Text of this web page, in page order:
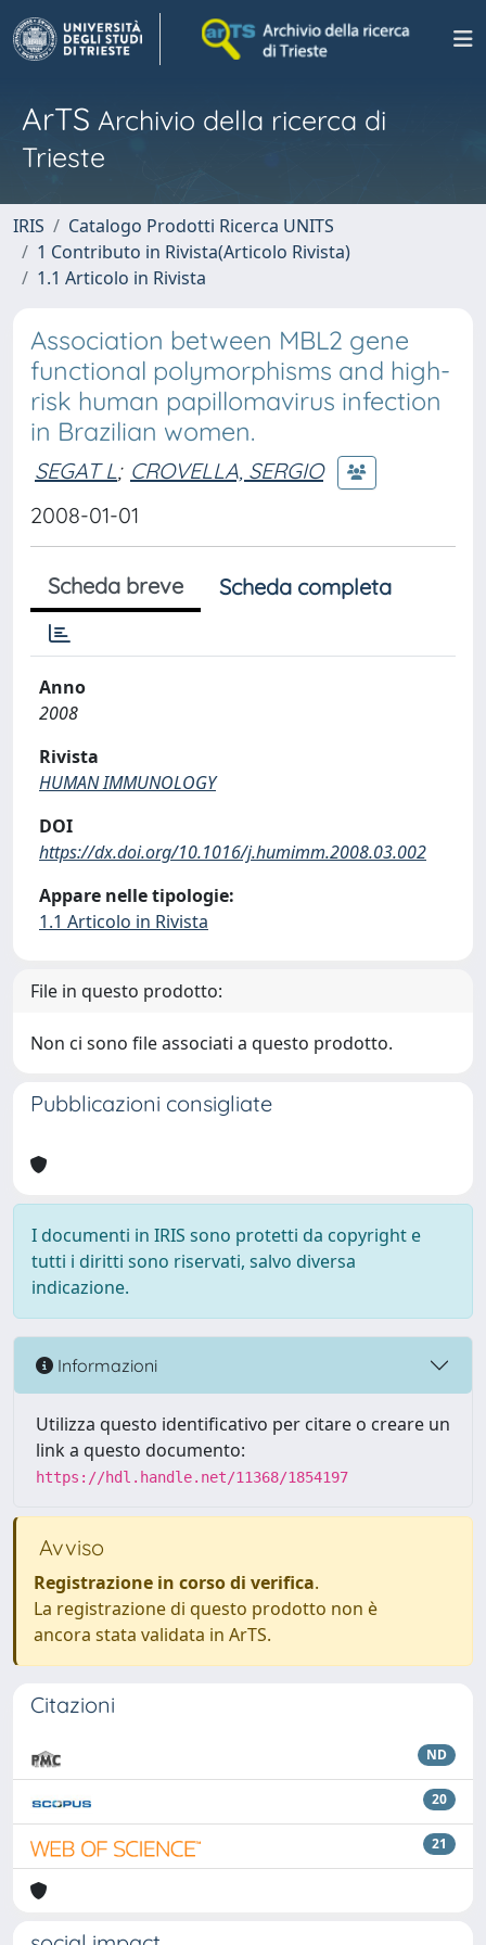
ArTS Archivio della ricerca di
Trieste
IRIS
Catalogo Prodotti Ricerca UNITS
1 Contributo in Rivista(Articolo Rivista)
1.1 Articolo in Rivista
Association between MBL2 gene
functional polymorphisms and high-
risk human papillomavirus infection
in Brazilian women.
SEGAT L; CROVELLA, SERGIO
2008-01-01
Scheda breve Scheda completa
Anno
2008
Rivista
HUMAN IMMUNOLOGY
DOI
https://dx.doi.org/10.1016/j.humimm.2008.03.002
Appare nelle tipologie:
1.1 Articolo in Rivista
File in questo prodotto:
Non ci sono file associati a questo prodotto.
Pubblicazioni consigliate
I documenti in IRIS sono protetti da copyright e
tutti i diritti sono riservati, salvo diversa
indicazione.
Informazioni
Utilizza questo identificativo per citare o creare un
link a questo documento:
https://hdl.handle.net/11368/1854197
Avviso
Registrazione in corso di verifica.
La registrazione di questo prodotto non è
ancora stata validata in ArTS.
Citazioni
ND
20
21